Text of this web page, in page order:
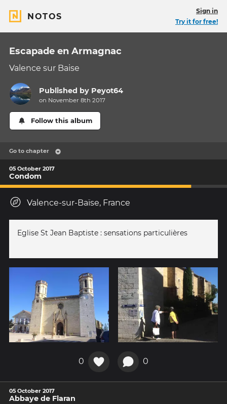
NOTOS
Sign in
Try it for free!
Escapade en Armagnac
Valence sur Baise
Published by Peyot64
on November 8th 2017
Follow this album
Go to chapter
05 October 2017
Condom
Valence-sur-Baïse, France
Eglise St Jean Baptiste : sensations particulières
0 0
05 October 2017
Abbaye de Flaran